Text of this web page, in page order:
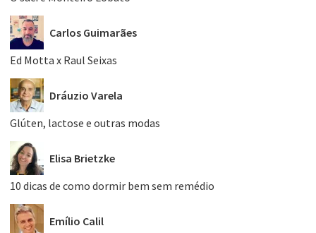
Carlos Guimarães
Ed Motta x Raul Seixas
Dráuzio Varela
Glúten, lactose e outras modas
Elisa Brietzke
10 dicas de como dormir bem sem remédio
Emílio Calil